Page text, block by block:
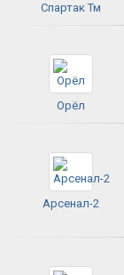
Спартак Тм
Орёл
Арсенал-2